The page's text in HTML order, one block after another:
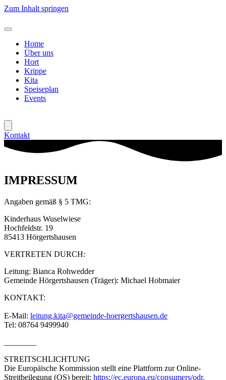
Zum Inhalt springen
Home
Über uns
Hort
Krippe
Kita
Speiseplan
Events
Kontakt
IMPRESSUM
Angaben gemäß § 5 TMG:
Kinderhaus Wuselwiese
Hochfeldstr. 19
85413 Hörgertshausen
VERTRETEN DURCH:
Leitung: Bianca Rohwedder
Gemeinde Hörgertshausen (Träger): Michael Hobmaier
KONTAKT:
E-Mail: leitung.kita@gemeinde-hoergertshausen.de
Tel: 08764 9499940
STREITSCHLICHTUNG
Die Europäische Kommission stellt eine Plattform zur Online-
Streitbeilegung (OS) bereit: https://ec.europa.eu/consumers/odr.